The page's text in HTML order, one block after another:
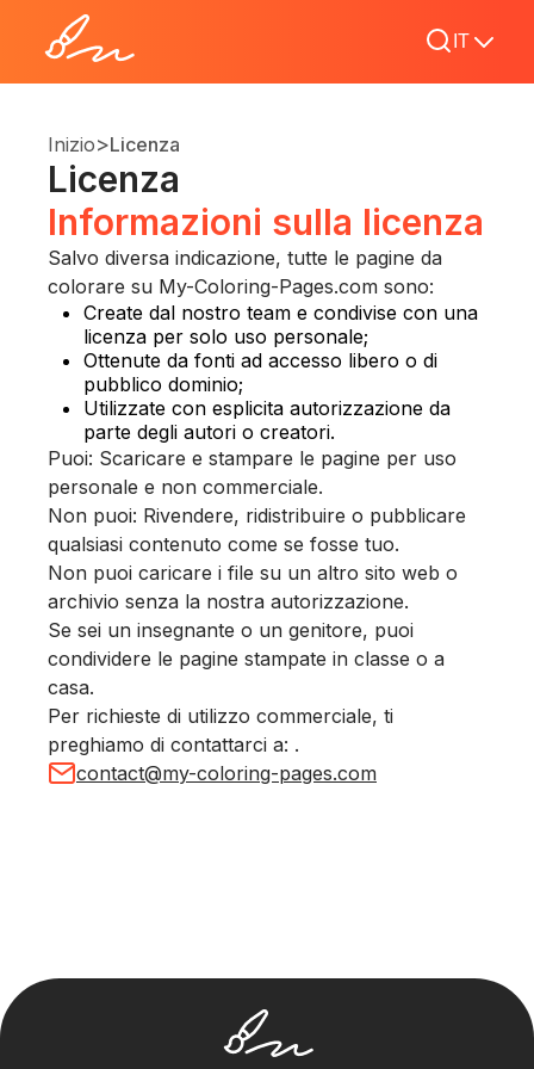
IT
Inizio>Licenza
Licenza
Informazioni sulla licenza
Salvo diversa indicazione, tutte le pagine da
colorare su My-Coloring-Pages.com sono:
Create dal nostro team e condivise con una
licenza per solo uso personale;
Ottenute da fonti ad accesso libero o di
pubblico dominio;
Utilizzate con esplicita autorizzazione da
parte degli autori o creatori.
Puoi: Scaricare e stampare le pagine per uso
personale e non commerciale.
Non puoi: Rivendere, ridistribuire o pubblicare
qualsiasi contenuto come se fosse tuo.
Non puoi caricare i file su un altro sito web o
archivio senza la nostra autorizzazione.
Se sei un insegnante o un genitore, puoi
condividere le pagine stampate in classe o a
casa.
Per richieste di utilizzo commerciale, ti
preghiamo di contattarci a: .
contact@my-coloring-pages.com